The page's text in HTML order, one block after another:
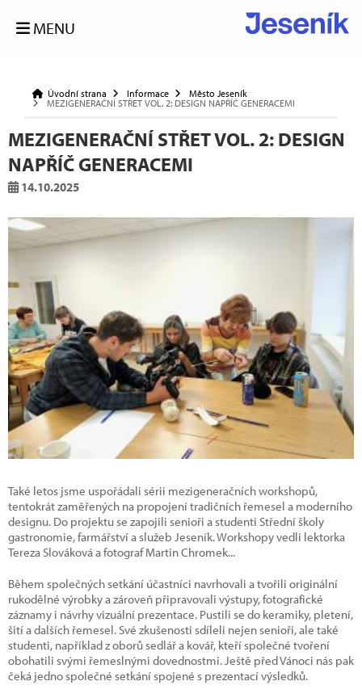
MENU
Úvodní strana Informace
Město Jeseník
MEZIGENERAČNÍ STŘET VOL. 2: DESIGN NAPŘÍČ GENERACEMI
MEZIGENERAČNÍ STŘET VOL. 2: DESIGN
NAPŘÍČ GENERACEMI
14.10.2025
Také letos jsme uspořádali sérii mezigeneračních workshopů,
tentokrát zaměřených na propojení tradičních řemesel a moderního
designu. Do projektu se zapojili senioři a studenti Střední školy
gastronomie, farmářství a služeb Jeseník. Workshopy vedli lektorka
Tereza Slováková a fotograf Martin Chromek...
Během společných setkání účastníci navrhovali a tvořili originální
rukodělné výrobky a zároveň připravovali výstupy, fotografické
záznamy i návrhy vizuální prezentace. Pustili se do keramiky, pletení,
šití a dalších řemesel. Své zkušenosti sdíleli nejen senioři, ale také
studenti, například z oborů sedlář a kovář, kteří společné tvoření
obohatili svými řemeslnými dovednostmi. Ještě před Vánoci nás pak
čeká jedno společné setkání spojené s prezentací výsledků.